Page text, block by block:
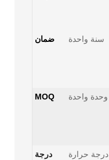
ضمان سنة واحدة
MOQ وحدة واحدة
درجة
درجة حرارة